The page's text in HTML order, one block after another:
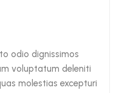
odio dignissimos
voluptatum deleniti
molestias excepturi